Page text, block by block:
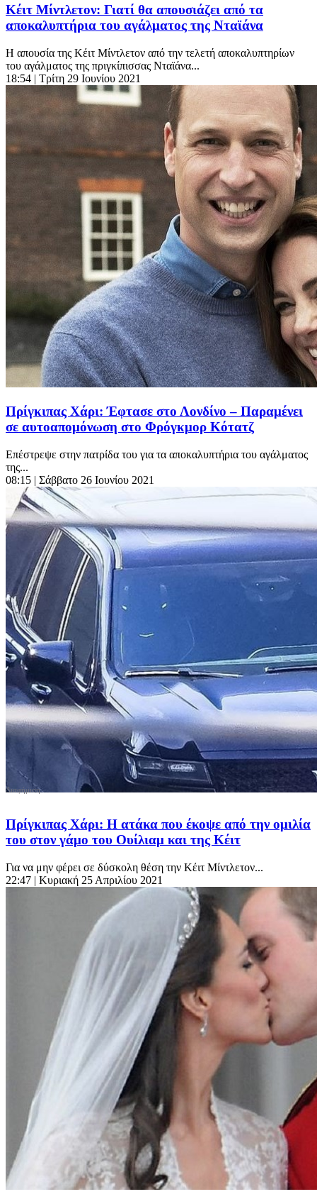
Κέιτ Μίντλετον: Γιατί θα απουσιάζει από τα
αποκαλυπτήρια του αγάλματος της Νταϊάνα
Η απουσία της Κέιτ Μίντλετον από την τελετή αποκαλυπτηρίων
του αγάλματος της πριγκίπισσας Νταϊάνα...
18:54 | Τρίτη 29 Ιουνίου 2021
Πρίγκιπας Χάρι: Έφτασε στο Λονδίνο – Παραμένει
σε αυτοαπομόνωση στο Φρόγκμορ Κότατζ
Επέστρεψε στην πατρίδα του για τα αποκαλυπτήρια του αγάλματος
της...
08:15 | Σάββατο 26 Ιουνίου 2021
Πρίγκιπας Χάρι: Η ατάκα που έκοψε από την ομιλία
του στον γάμο του Ουίλιαμ και της Κέιτ
Για να μην φέρει σε δύσκολη θέση την Κέιτ Μίντλετον...
22:47 | Κυριακή 25 Απριλίου 2021